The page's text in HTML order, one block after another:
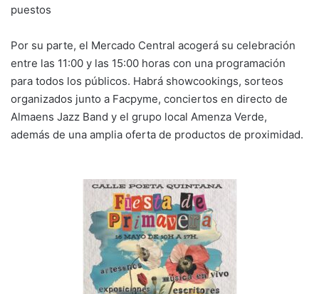
puestos
Por su parte, el Mercado Central acogerá su celebración
entre las 11:00 y las 15:00 horas con una programación
para todos los públicos. Habrá showcookings, sorteos
organizados junto a Facpyme, conciertos en directo de
Almaens Jazz Band y el grupo local Amenza Verde,
además de una amplia oferta de productos de proximidad.